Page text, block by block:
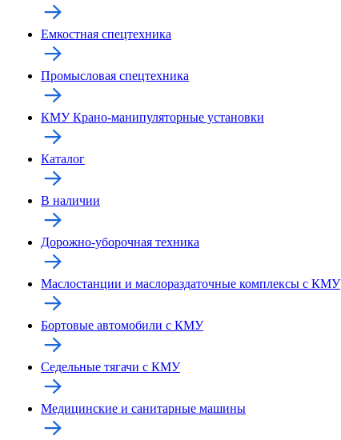
Емкостная спецтехника
Промысловая спецтехника
КМУ Крано-манипуляторные установки
Каталог
В наличии
Дорожно-уборочная техника
Маслостанции и маслораздаточные комплексы с КМУ
Бортовые автомобили с КМУ
Седельные тягачи с КМУ
Медицинские и санитарные машины